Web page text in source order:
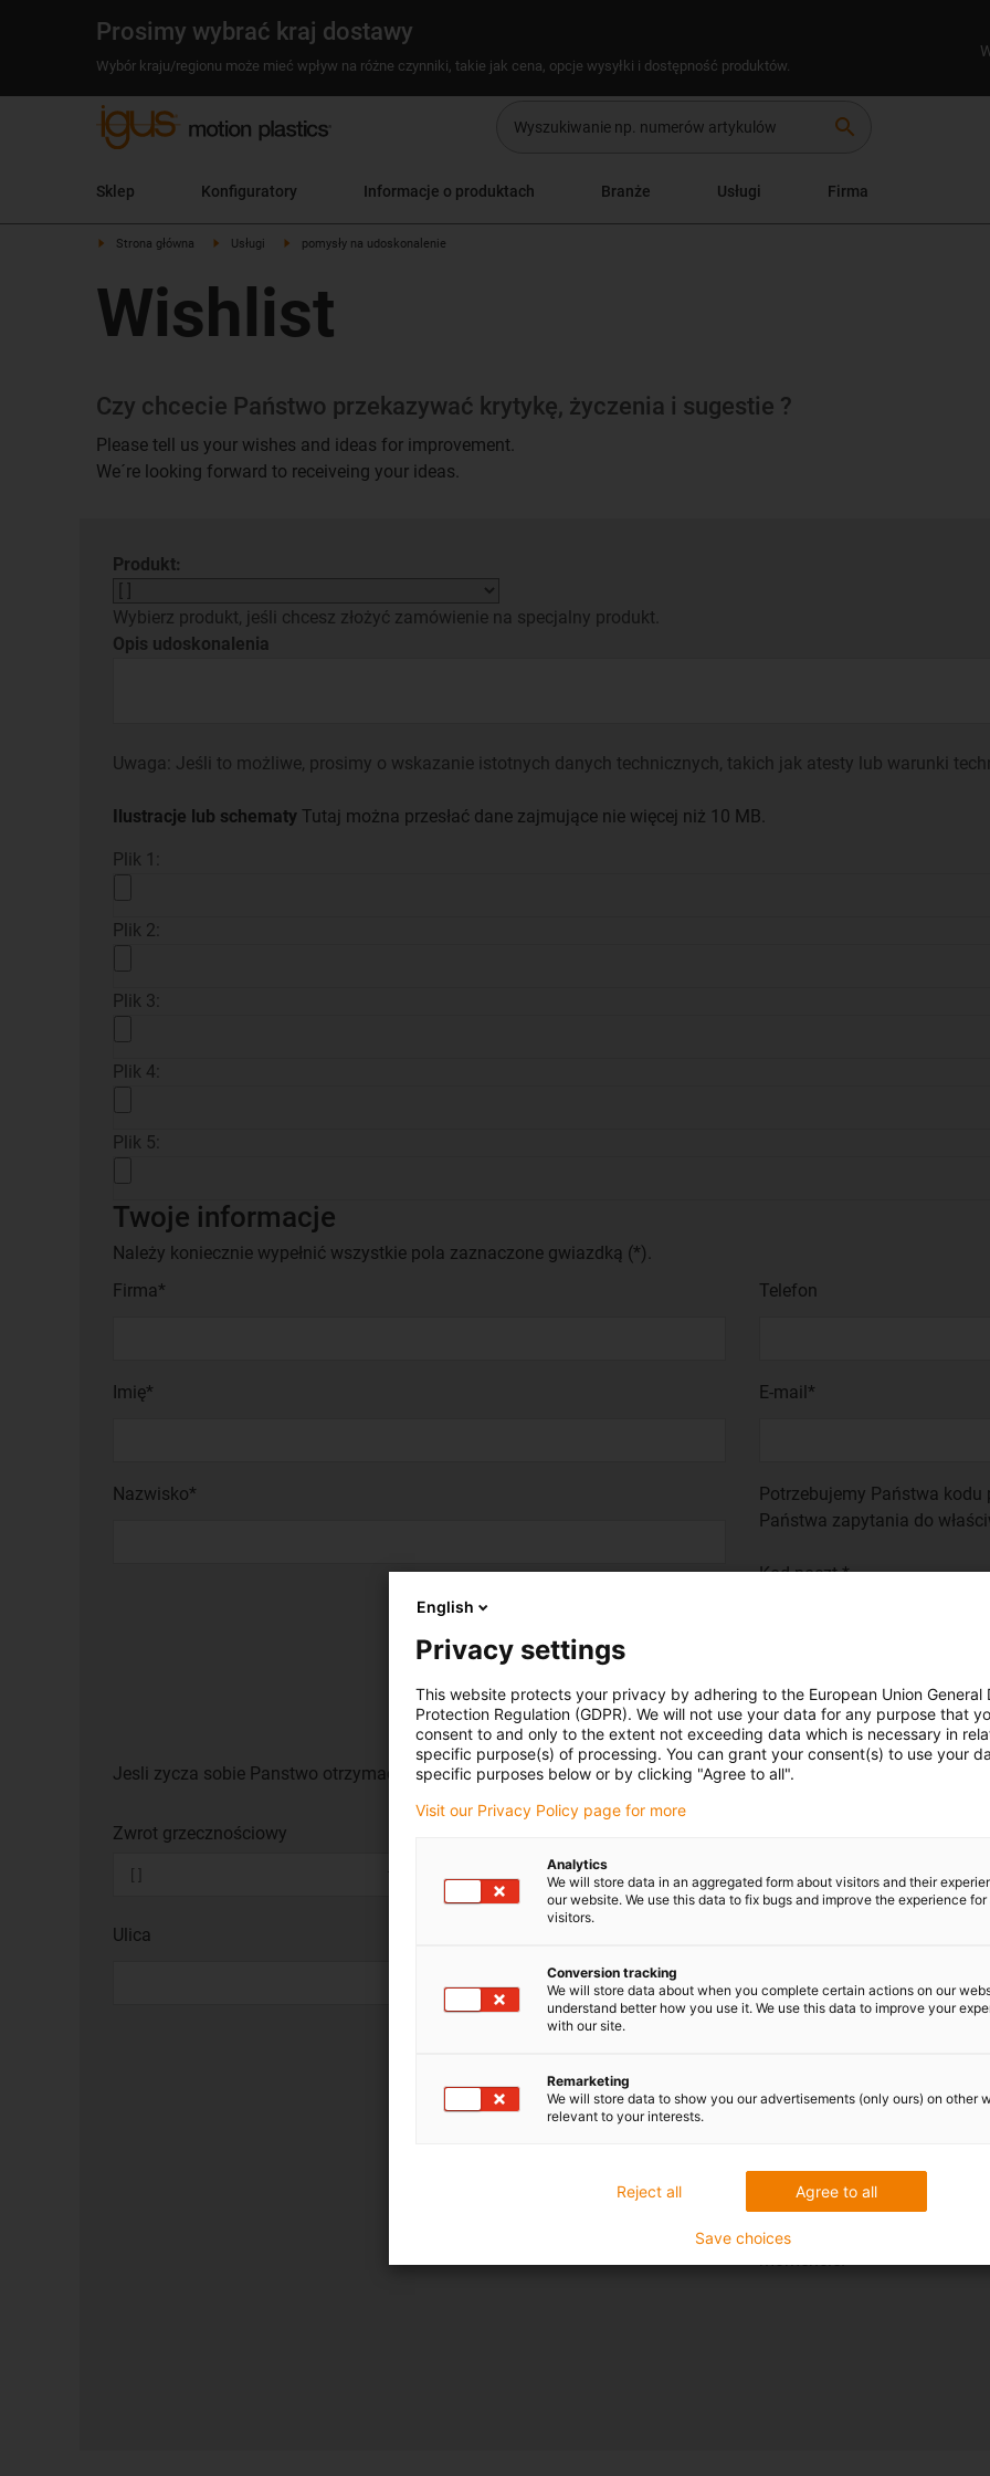
Prosimy wybrać kraj dostawy
Wybór kraju/regionu może mieć wpływ na różne czynniki, takie jak cena, opcje wysyłki i dostępność produktów.
search
Sklep Konfiguratory Informacje o produktach Branże Usługi Firma
Strona główna Usługi pomysły na udoskonalenie
Wishlist
Czy chcecie Państwo przekazywać krytykę, życzenia i sugestie ?
Please tell us your wishes and ideas for improvement.
We´re looking forward to receiveing your ideas.
Produkt:
Wybierz produkt, jeśli chcesz złożyć zamówienie na specjalny produkt.
Opis udoskonalenia
Uwaga: Jeśli to możliwe, prosimy o wskazanie istotnych danych technicznych, takich jak atesty lub warunki
Ilustracje lub schematy Tutaj można przesłać dane zajmujące nie więcej niż 10 MB.
Plik 1:
Plik 2:
Plik 3:
Plik 4:
Plik 5:
Twoje informacje
Należy koniecznie wypełnić wszystkie pola zaznaczone gwiazdką (*).
Firma*
Telefon
Imię* E-mail*
Nazwisko*
Potrzebujemy Państwa
Państwa zapytania do
Kod poczt.*
Jesli zycza sobie Panstwo otrzymac katalog lub próbke prosimy podac tutaj Panstwa adres:
Zwrot grzecznościowy
Ulica
igus® przez e-mail.
przez firmę igus® w
dowolnej chwili w
wiadomości e-mail łącza
Zgadzam sie z
na przetwarzanie moich
momencie.
English
Privacy settings
This website protects your privacy by adhering to the European Union General
Protection Regulation (GDPR). We will not use your data for any purpose that
consent to and only to the extent not exceeding data which is necessary in
specific purpose(s) of processing. You can grant your consent(s) to use your
specific purposes below or by clicking "Agree to all".
Visit our Privacy Policy page for more
Analytics
We will store data in an aggregated form about visitors and their
our website. We use this data to fix bugs and improve the experience for
visitors.
Conversion tracking
We will store data about when you complete certain actions on our
understand better how you use it. We use this data to improve your
with our site.
Remarketing
We will store data to show you our advertisements (only ours) on other
relevant to your interests.
Agree to all
Reject all
Save choices